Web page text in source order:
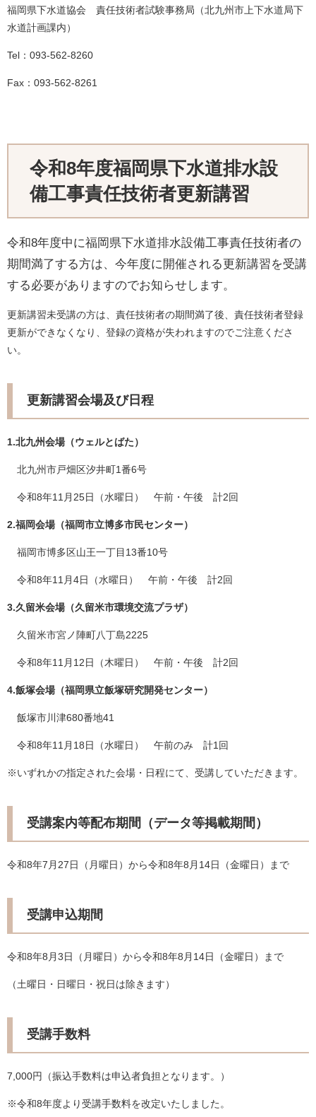
福岡県下水道協会 責任技術者試験事務局（北九州市上下水道局下
水道計画課内）
Tel：093-562-8260
Fax：093-562-8261
令和8年度福岡県下水道排水設
備工事責任技術者更新講習
令和8年度中に福岡県下水道排水設備工事責任技術者の
期間満了する方は、今年度に開催される更新講習を受講
する必要がありますのでお知らせします。
更新講習未受講の方は、責任技術者の期間満了後、責任技術者登録
更新ができなくなり、登録の資格が失われますのでご注意くださ
い。
更新講習会場及び日程
1.北九州会場（ウェルとばた）
北九州市戸畑区汐井町1番6号
令和8年11月25日（水曜日） 午前・午後 計2回
2.福岡会場（福岡市立博多市民センター）
福岡市博多区山王一丁目13番10号
令和8年11月4日（水曜日） 午前・午後 計2回
3.久留米会場（久留米市環境交流プラザ）
久留米市宮ノ陣町八丁島2225
令和8年11月12日（木曜日） 午前・午後 計2回
4.飯塚会場（福岡県立飯塚研究開発センター）
飯塚市川津680番地41
令和8年11月18日（水曜日） 午前のみ 計1回
※いずれかの指定された会場・日程にて、受講していただきます。
受講案内等配布期間（データ等掲載期間）
令和8年7月27日（月曜日）から令和8年8月14日（金曜日）まで
受講申込期間
令和8年8月3日（月曜日）から令和8年8月14日（金曜日）まで
（土曜日・日曜日・祝日は除きます）
受講手数料
7,000円（振込手数料は申込者負担となります。）
※令和8年度より受講手数料を改定いたしました。